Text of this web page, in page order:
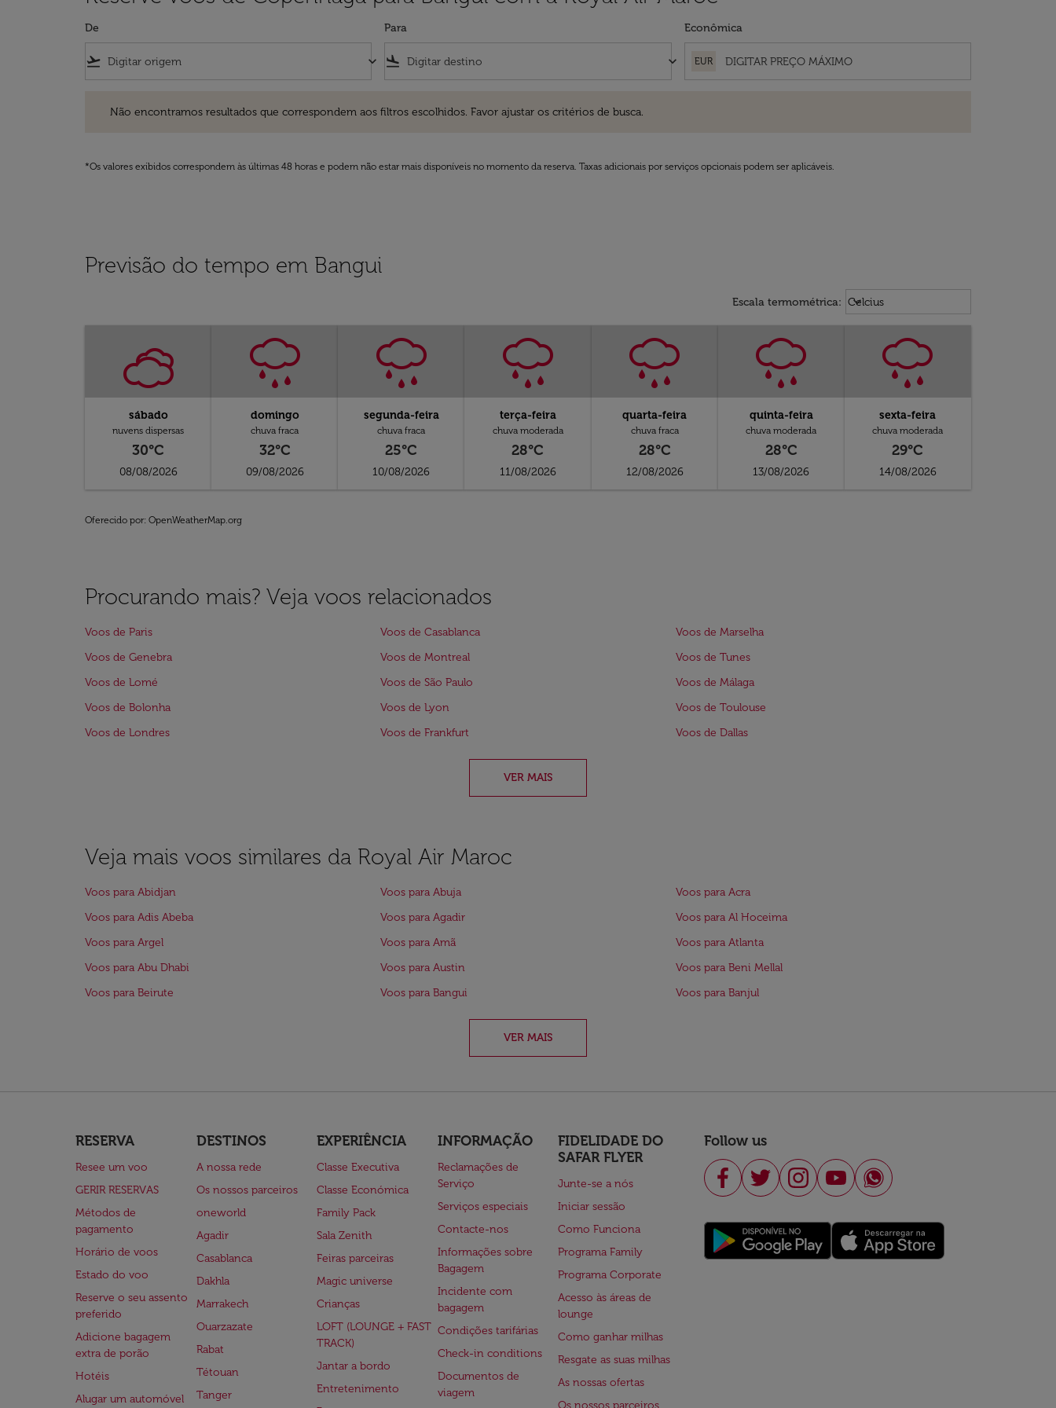
De
flight_takeoff keyboard_arrow_down
Para
flight_land keyboard_arrow_down
Econômica
EUR
Não encontramos resultados que correspondem aos filtros escolhidos. Favor ajustar os critérios de busca.
*Os valores exibidos correspondem às últimas 48 horas e podem não estar mais disponíveis no momento da reserva. Taxas adicionais por serviços opcionais podem ser aplicáveis.
Previsão do tempo em Bangui
Escala termométrica: Weather unit option Celcius
Celcius
keyboard_arrow_down
sábado
nuvens dispersas
30°C
08/08/2026
domingo
chuva fraca
32°C
09/08/2026
segunda-feira
chuva fraca
25°C
10/08/2026
terça-feira
chuva moderada
28°C
11/08/2026
quarta-feira
chuva fraca
28°C
12/08/2026
quinta-feira
chuva moderada
28°C
13/08/2026
sexta-feira
chuva moderada
29°C
14/08/2026
Oferecido por: OpenWeatherMap.org
Procurando mais? Veja voos relacionados
Voos de Paris Voos de Casablanca
Voos de Marselha
Voos de Genebra
Voos de Montreal
Voos de Tunes
Voos de Lomé
Voos de São Paulo
Voos de Málaga
Voos de Bolonha
Voos de Lyon
Voos de Toulouse
Voos de Londres
Voos de Frankfurt Voos de Dallas
VER MAIS
Veja mais voos similares da Royal Air Maroc
Voos para Abidjan Voos para Abuja
Voos para Acra
Voos para Adis Abeba
Voos para Agadir
Voos para Al Hoceima
Voos para Argel
Voos para Amã
Voos para Atlanta
Voos para Abu Dhabi
Voos para Austin
Voos para Beni Mellal
Voos para Beirute
Voos para Bangui Voos para Banjul
VER MAIS
RESERVA
Resee um voo
GERIR RESERVAS
Métodos de
pagamento
Horário de voos
Estado do voo
Reserve o seu assento
preferido
Adicione bagagem
extra de porão
Hotéis
Alugar um automóvel
DESTINOS
A nossa rede
Os nossos parceiros
oneworld
Agadir
Casablanca
Dakhla
Marrakech
Ouarzazate
Rabat
Tétouan
Tanger
EXPERIÊNCIA
Classe Executiva
Classe Económica
Family Pack
Sala Zenith
Feiras parceiras
Magic universe
Crianças
LOFT (LOUNGE + FAST
TRACK)
Jantar a bordo
Entretenimento
INFORMAÇÃO
Reclamações de
Serviço
Serviços especiais
Contacte-nos
Informações sobre
Bagagem
Incidente com
bagagem
Condições tarifárias
Check-in conditions
Documentos de
viagem
FIDELIDADE DO
SAFAR FLYER
Junte-se a nós
Iniciar sessão
Como Funciona
Programa Family
Programa Corporate
Acesso às áreas de
lounge
Como ganhar milhas
Resgate as suas milhas
As nossas ofertas
Os nossos parceiros
Follow us